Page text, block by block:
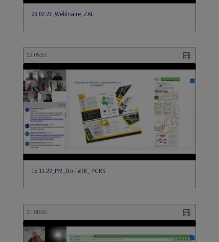
28.02.23_Webinaire_ZAE
02:05:53
15.11.22_PM_Do.TeRR_ PCRS
01:08:53